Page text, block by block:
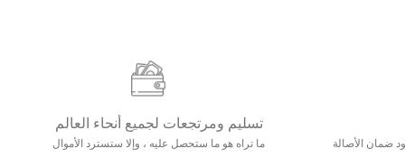
25000+ خلق وجود ضمان الأصالة
تسليم ومرتجعات لجميع أنحاء العالم
ما تراه هو ما ستحصل عليه ، وإلا ستسترد الأموال